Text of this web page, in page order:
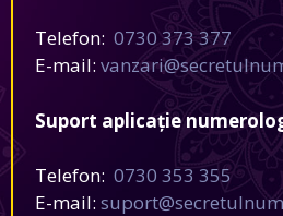
Telefon: 0730 373 377
E-mail:
Suport aplicație
Telefon: 0730 353 355
E-mail: